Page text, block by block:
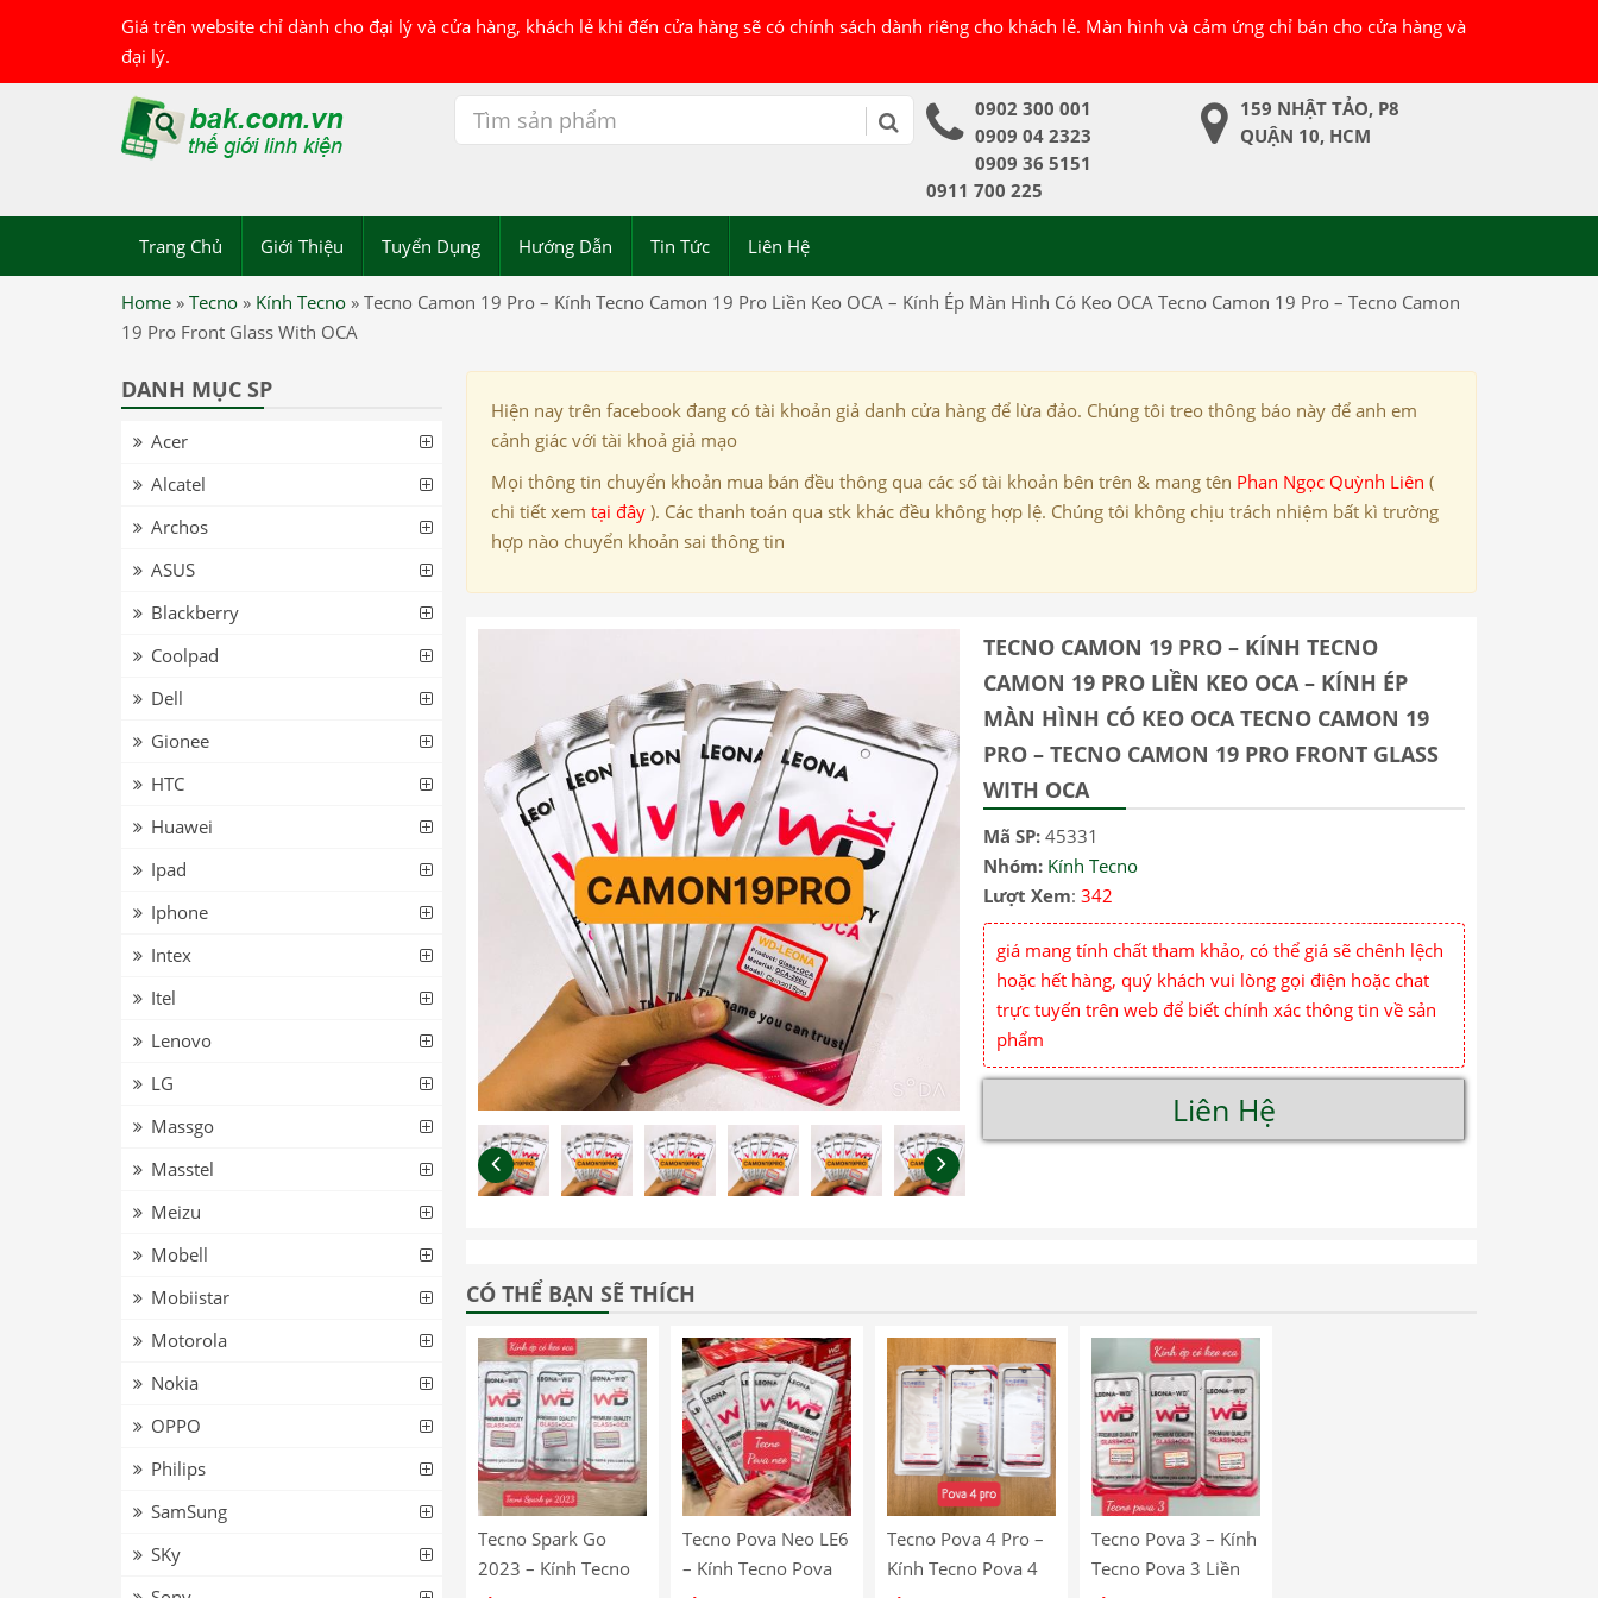
Giá trên website chỉ dành cho đại lý và cửa hàng, khách lẻ khi đến cửa hàng sẽ có chính sách dành riêng cho khách lẻ. Màn hình và cảm ứng chỉ bán cho cửa hàng và
đại lý.
0902 300 001
0909 04 2323
0909 36 5151
0911 700 225
159 NHẬT TẢO, P8
QUẬN 10, HCM
Trang Chủ Giới Thiệu Tuyển Dụng Hướng Dẫn Tin Tức Liên Hệ
Home » Tecno » Kính Tecno » Tecno Camon 19 Pro – Kính Tecno Camon 19 Pro Liền Keo OCA – Kính Ép Màn Hình Có Keo OCA Tecno Camon 19 Pro – Tecno Camon
19 Pro Front Glass With OCA
Hiện nay trên facebook đang có tài khoản giả danh cửa hàng để lừa đảo. Chúng tôi treo thông báo này để anh em
cảnh giác với tài khoả giả mạo
Mọi thông tin chuyển khoản mua bán đều thông qua các số tài khoản bên trên & mang tên Phan Ngọc Quỳnh Liên (
chi tiết xem tại đây ). Các thanh toán qua stk khác đều không hợp lệ. Chúng tôi không chịu trách nhiệm bất kì trường
hợp nào chuyển khoản sai thông tin
TECNO CAMON 19 PRO – KÍNH TECNO
CAMON 19 PRO LIỀN KEO OCA – KÍNH ÉP
MÀN HÌNH CÓ KEO OCA TECNO CAMON 19
PRO – TECNO CAMON 19 PRO FRONT GLASS
WITH OCA
Mã SP: 45331
Nhóm: Kính Tecno
Lượt Xem: 342
giá mang tính chất tham khảo, có thể giá sẽ chênh lệch
hoặc hết hàng, quý khách vui lòng gọi điện hoặc chat
trực tuyến trên web để biết chính xác thông tin về sản
phẩm
Liên Hệ
CÓ THỂ BẠN SẼ THÍCH
Tecno Spark Go
2023 – Kính Tecno
Tecno Pova Neo LE6
– Kính Tecno Pova
Tecno Pova 4 Pro –
Kính Tecno Pova 4
Tecno Pova 3 – Kính
Tecno Pova 3 Liền
DANH MỤC SP
Acer
Alcatel
Archos
ASUS
Blackberry
Coolpad
Dell
Gionee
HTC
Huawei
Ipad
Iphone
Intex
Itel
Lenovo
LG
Massgo
Masstel
Meizu
Mobell
Mobiistar
Motorola
Nokia
OPPO
Philips
SamSung
SKy